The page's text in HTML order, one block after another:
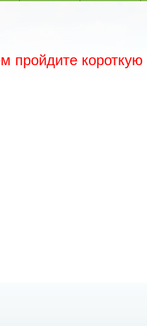
пройдите короткую